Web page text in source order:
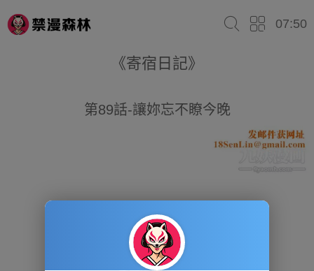
07:50
《寄宿日記》
第89話-讓妳忘不瞭今晚